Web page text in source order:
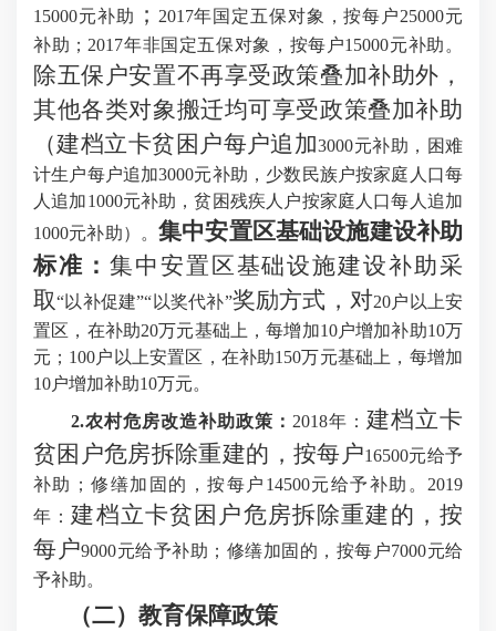
15000元补助 ； 2017年国定五保对象，按每户25000元
补助；2017年非国定五保对象，按每户15000元补助。
除五保户安置不再享受政策叠加补助外，
其他各类对象搬迁均可享受政策叠加补助
（建档立卡贫困户每户追加3000元补助，困难
计生户每户追加3000元补助，少数民族户按家庭人口每
人追加1000元补助，贫困残疾人户按家庭人口每人追加
1000元补助）。 集中安置区基础设施建设补助
标准 ： 集中安置区基础设施建设补助采
取“以补促建”“以奖代补”奖励方式，对20户以上安
置区，在补助20万元基础上，每增加10户增加补助10万
元；100户以上安置区，在补助150万元基础上，每增加
10户增加补助10万元。
2.农村危房改造补助政策： 2018年： 建档立卡
贫困户危房拆除重建的，按每户16500元给予
补助；修缮加固的，按每户14500元给予补助。 2019
年： 建档立卡贫困户危房拆除重建的，按
每户9000元给予补助；修缮加固的，按每户7000元给
予补助。
（二）教育保障政策